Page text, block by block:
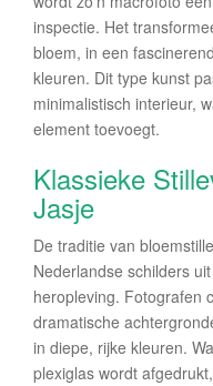
inspectie. Het
bloem, in een
kleuren. Dit type kunst
minimalistisch interieur,
element toevoegt.
Klassieke
Jasje
De traditie van
Nederlandse schilders
heropleving. Fotografen
dramatische
in diepe, rijke kleuren.
plexiglas wordt